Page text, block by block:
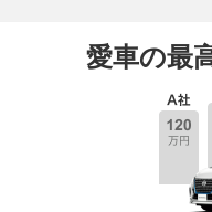
愛車の最